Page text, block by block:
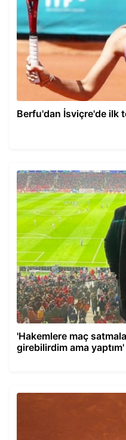
Berfu'dan İsviçre'de ilk
'Hakemlere maç
girebilirdim ama yaptım'